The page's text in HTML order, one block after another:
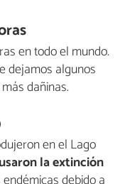
en todo el mundo.
dejamos algunos
dañinas.
en el Lago
laextinción